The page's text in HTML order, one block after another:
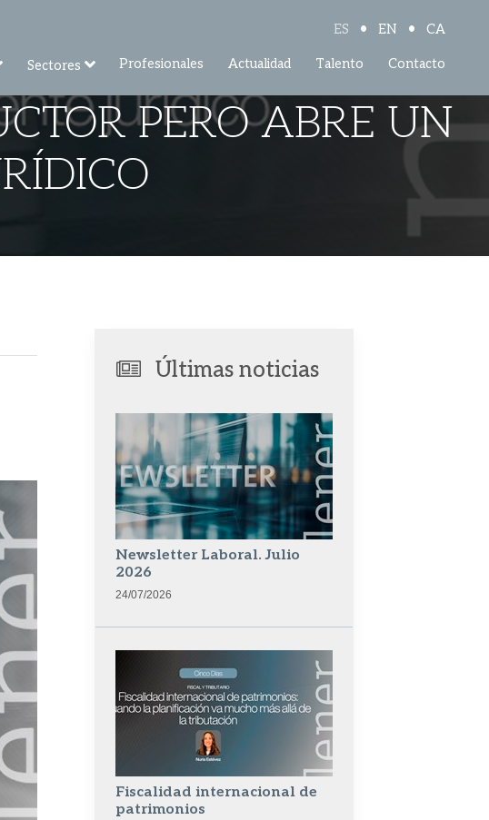
ES • EN • CA
Sectores Profesionales Actualidad Talento Contacto
PERO ABRE UN
Últimas noticias
Newsletter Laboral. Julio
2026
24/07/2026
Fiscalidad internacional de
patrimonios